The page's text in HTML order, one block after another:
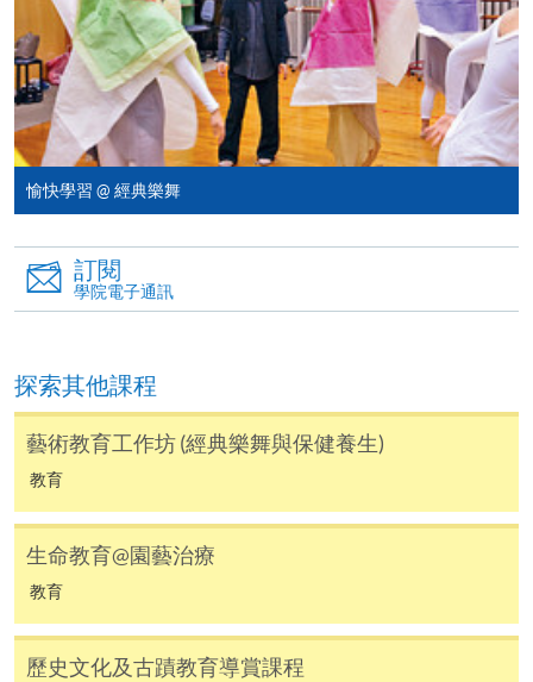
報讀新課程
凡以「先到先得」為取錄方式的課程，請填妥
SF26報名表，親往報名中心
或以郵遞方式連同學
費以及所需證明文件呈交。
申請學歷頒授及專業課程可能需要其他資料，報名
表可向報名中心或有關課程負責人索取。填妥申請
報讀同一學歷頒授課程內其他單元
​學院為學歷頒授課程特設「註冊及學費通知」，適
用於一般學歷頒授課程。
(「通知」)，請填妥有關「通知」，並親往報名中
心或以郵遞方式，遞交「通知」及繳交所需費用。
愉快學習 @ 經典樂舞
訂閱
學院電子通訊
探索其他課程
藝術教育工作坊 (經典樂舞與保健養生)
教育
生命教育@園藝治療
教育
歷史文化及古蹟教育導賞課程